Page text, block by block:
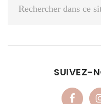
PRINCIPALE
dans
Web
SUIVEZ-